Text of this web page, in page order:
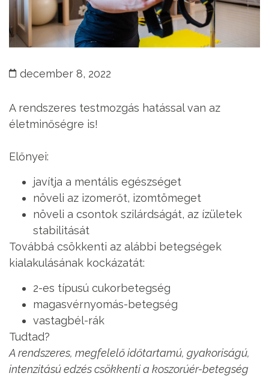
december 8, 2022
A rendszeres testmozgás hatással van az
életminőségre is!
Előnyei:
javítja a mentális egészséget
növeli az izomerőt, izomtömeget
növeli a csontok szilárdságát, az ízületek
stabilitását
Továbbá csökkenti az alábbi betegségek
kialakulásának kockázatát:
2-es típusú cukorbetegség
magasvérnyomás-betegség
vastagbél-rák
Tudtad?
A rendszeres, megfelelő időtartamú, gyakoriságú,
intenzitású edzés csökkenti a koszorúér-betegség